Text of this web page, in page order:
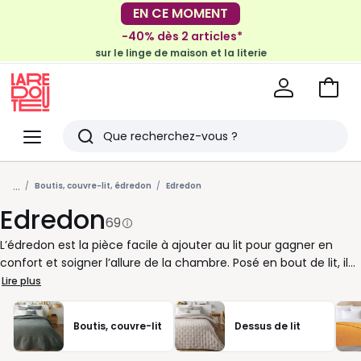
EN CE MOMENT
-30€ tous les 100€*
sur le meuble & la déco
-40% dès 2 articles*
sur le linge de maison et la literie
Menu
Redoute
Rechercher
Derniers
articles
vus
Voir
... Boutis, couvre-lit, édredon Edredon
Edredon69
L’édredon est la pièce facile à ajouter au lit pour gagner en
confort et soigner l’allure de la chambre. Posé en bout de lit, il
apporte une couche de chaleur appréciable quand les nuits
fraîchissent. Utilisé seul pour la sieste ou en complément d’une
couette, il s’adapte à vos envies au fil des saisons. Chez La
Redoute, nous vous proposons des édredons pensés pour
conjuguer bien-être et style. Uni pour une ambiance apaisée,
Lire plus
Boutis, couvre-lit Dessus de lit